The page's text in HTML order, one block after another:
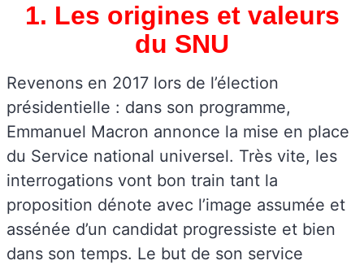
1. Les origines et valeurs
du SNU
Revenons en 2017 lors de l’élection
présidentielle : dans son programme,
Emmanuel Macron annonce la mise en place
du Service national universel. Très vite, les
interrogations vont bon train tant la
proposition dénote avec l’image assumée et
assénée d’un candidat progressiste et bien
dans son temps. Le but de son service